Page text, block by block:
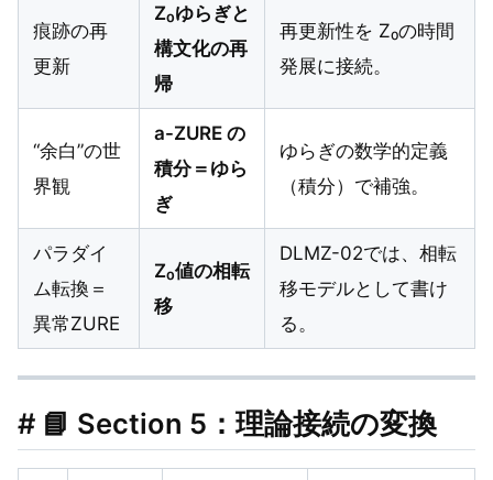
痕跡の再
更新
Z₀ゆらぎと
構文化の再
帰
再更新性を Z₀の時間
発展に接続。
“余白”の世
界観
a-ZURE の
積分＝ゆら
ぎ
ゆらぎの数学的定義
（積分）で補強。
パラダイ
ム転換＝
異常ZURE
Z₀値の相転
移
DLMZ-02では、相転
移モデルとして書け
る。
# 📘 Section 5：理論接続の変換